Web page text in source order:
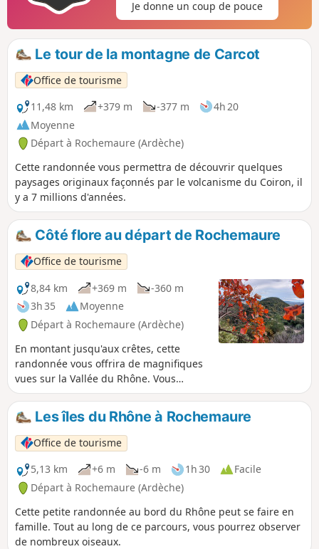
Je donne un coup de pouce
Le tour de la montagne de Carcot
Office de tourisme
11,48 km
+379 m -377 m
4h 20
Moyenne
Départ à Rochemaure (Ardèche)
Cette randonnée vous permettra de découvrir quelques
paysages originaux façonnés par le volcanisme du Coiron, il
y a 7 millions d'années.
Côté flore au départ de Rochemaure
Office de tourisme
8,84 km
+369 m
-360 m
3h 35
Moyenne
Départ à Rochemaure (Ardèche)
En montant jusqu'aux crêtes, cette
randonnée vous offrira de magnifiques
vues sur la Vallée du Rhône. Vous
traversez la Forêt Domaniale de Berg
sur un chemin bordé de cèdres.
Les îles du Rhône à Rochemaure
Office de tourisme
5,13 km
+6 m -6 m 1h 30
Facile
Départ à Rochemaure (Ardèche)
Cette petite randonnée au bord du Rhône peut se faire en
famille. Tout au long de ce parcours, vous pourrez observer
de nombreux oiseaux.